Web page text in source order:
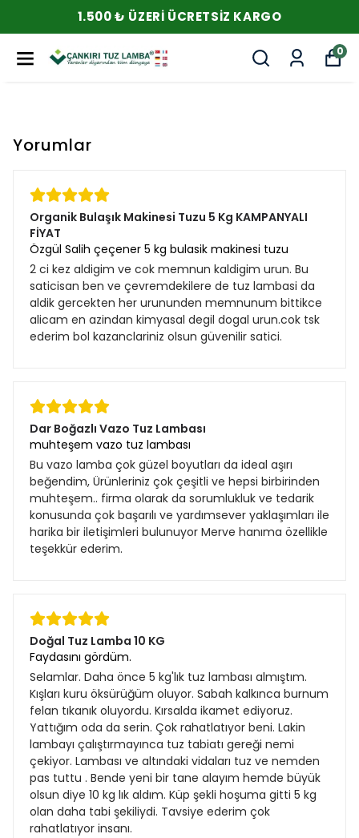
1.500 ₺ ÜZERI ÜCRETSIZ KARGO
0
Yorumlar
Organik Bulaşık Makinesi Tuzu 5 Kg KAMPANYALI
FİYAT
Özgül Salih çeçener 5 kg bulasik makinesi tuzu
2 ci kez aldigim ve cok memnun kaldigim urun. Bu
saticisan ben ve çevremdekilere de tuz lambasi da
aldik gercekten her urununden memnunum bittikce
alicam en azindan kimyasal degil dogal urun.cok tsk
ederim bol kazanclariniz olsun güvenilir satici.
Dar Boğazlı Vazo Tuz Lambası
muhteşem vazo tuz lambası
Bu vazo lamba çok güzel boyutları da ideal aşırı
beğendim, Ürünleriniz çok çeşitli ve hepsi birbirinden
muhteşem.. firma olarak da sorumlukluk ve tedarik
konusunda çok başarılı ve yardımsever yaklaşımları ile
harika bir iletişimleri bulunuyor Merve hanıma özellikle
teşekkür ederim.
Doğal Tuz Lamba 10 KG
Faydasını gördüm.
Selamlar. Daha önce 5 kg'lık tuz lambası almıştım.
Kışları kuru öksürüğüm oluyor. Sabah kalkınca burnum
felan tıkanık oluyordu. Kırsalda ikamet ediyoruz.
Yattığım oda da serin. Çok rahatlatıyor beni. Lakin
lambayı çalıştırmayınca tuz tabiatı gereği nemi
çekiyor. Lambası ve altındaki vidaları tuz ve nemden
pas tuttu . Bende yeni bir tane alayım hemde büyük
olsun diye 10 kg lık aldım. Küp şekli hoşuma gitti 5 kg
olan daha tabi şekiliydi. Tavsiye ederim çok
rahatlatıyor insanı.